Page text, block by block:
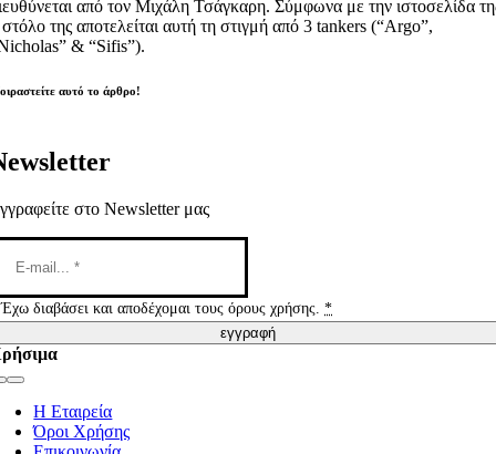
από τον Μιχάλη Τσάγκαρη. Σύμφωνα με την ιστοσελίδα
της αποτελείται αυτή τη στιγμή από 3 tankers (“Argo”,
& “Sifis”).
αυτό το άρθρο!
στο Newsletter μας
Έχω διαβάσει και αποδέχομαι τους όρους χρήσης.*
εγγραφή
Η Εταιρεία
Όροι Χρήσης